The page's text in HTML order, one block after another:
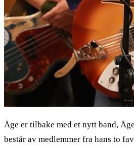
Åge er tilbake med et nytt band,
består av medlemmer fra hans to